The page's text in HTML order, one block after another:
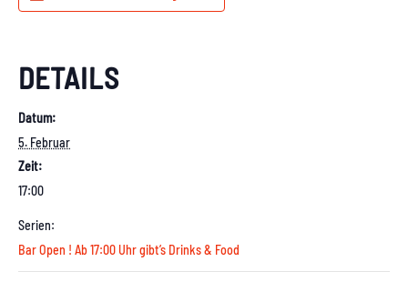
DETAILS
Datum:
5. Februar
Zeit:
17:00
Serien:
Bar Open ! Ab 17:00 Uhr gibt’s Drinks & Food